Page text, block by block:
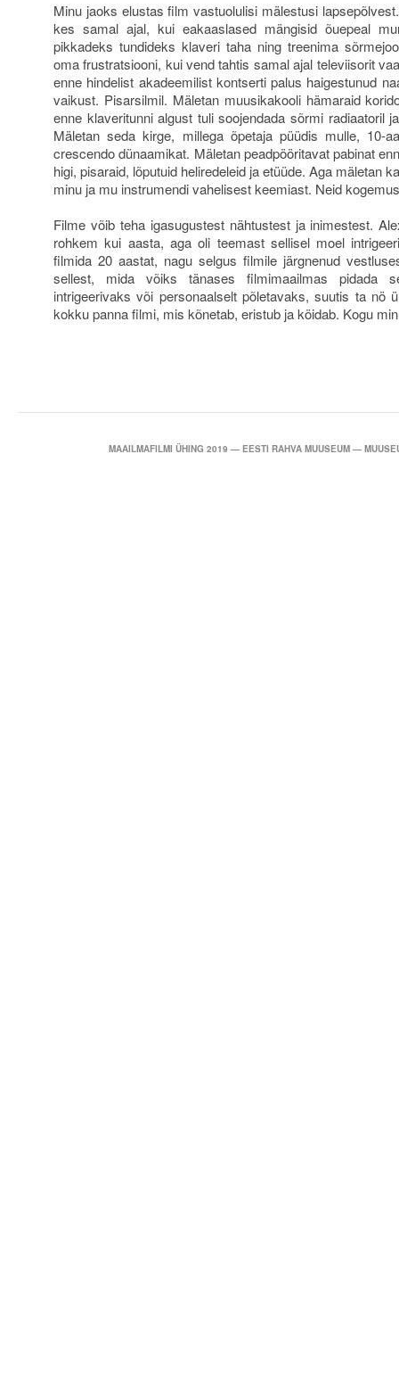
Minu jaoks elustas film vastuolulisi mälestusi
kes samal ajal, kui eakaaslased mängisid õuepeal
pikkadeks tundideks klaveri taha ning treenima
oma frustratsiooni, kui vend tahtis samal ajal televiisorit
enne hindelist akadeemilist kontserti palus haigestunud
vaikust. Pisarsilmil. Mäletan muusikakooli hämaraid
enne klaveritunni algust tuli soojendada sõrmi radiaatoril
Mäletan seda kirge, millega õpetaja püüdis mulle, 10-
crescendo dünaamikat. Mäletan peadpööritavat pabinat
higi, pisaraid, lõputuid heliredeleid ja etüüde. Aga mäletan
minu ja mu instrumendi vahelisest keemiast. Neid
Filme võib teha igasugustest nähtustest ja inimestest.
rohkem kui aasta, aga oli teemast sellisel moel
filmida 20 aastat, nagu selgus filmile järgnenud
sellest, mida võiks tänases filmimaailmas pidada
intrigeerivaks või personaalselt põletavaks, suutis ta nö
kokku panna filmi, mis kõnetab, eristub ja köidab. Kogu
MAAILMAFILMI ÜHING 2019 — EESTI RAHVA MUUSEUM —